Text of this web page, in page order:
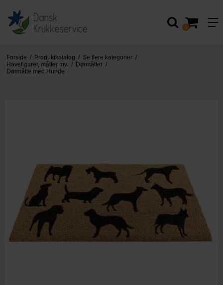
0
Forside / Produktkatalog / Se flere kategorier /
Havefigurer, måtter mv. / Dørmåtter /
Dørmåtte med Hunde